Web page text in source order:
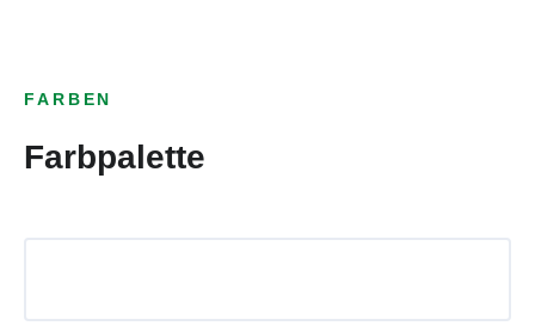
FARBEN
Farbpalette